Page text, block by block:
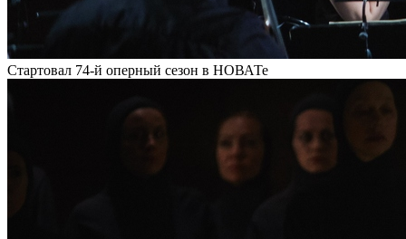
Стартовал 74-й оперный сезон в НОВАТе